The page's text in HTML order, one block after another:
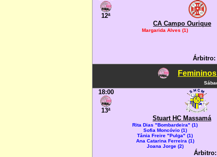
12ª
CA Campo Ourique
Margarida Alves (1)
Árbitro:
18:00
13ª
Stuart HC Massamá
Rita Dias "Bombardeira" (1)
Sofia Moncóvio (1)
Tânia Freire "Pulga" (1)
Ana Catarina Ferreira (1)
Joana Jorge (2)